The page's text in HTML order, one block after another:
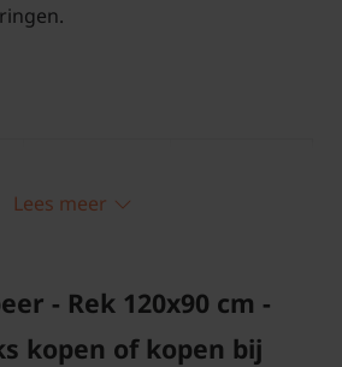
hoogte
140-150 cm. Ø 26 cm
Lees meer
- Rek 120x90 cm -
kopen of kopen bij